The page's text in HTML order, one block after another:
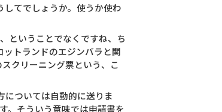
てでしょうか。使うか使わ
ということでなくですね、ち
トランドのエジンバラと関
クリーニング票という、こ
ついては自動的に送りま
。そういう意味では申請書を